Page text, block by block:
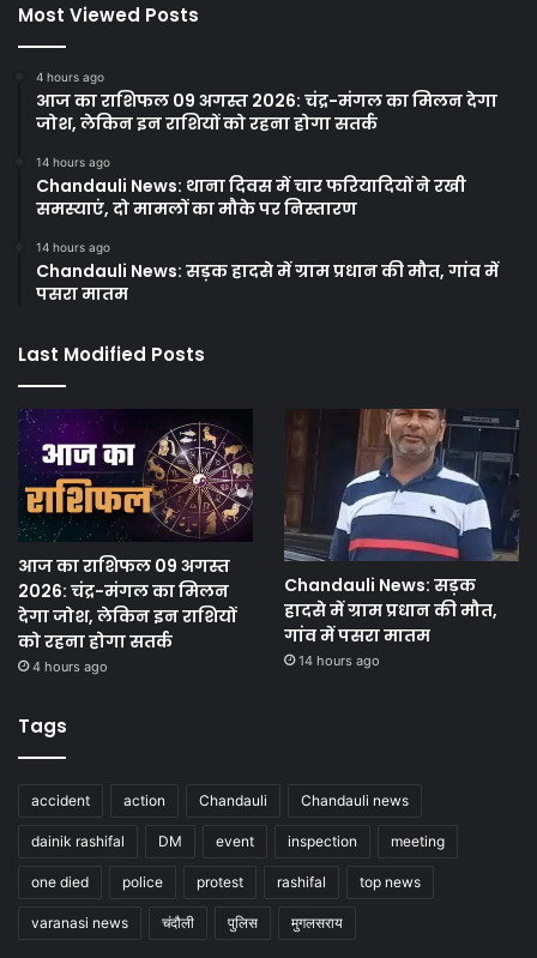
Most Viewed Posts
4 hours ago
आज का राशिफल 09 अगस्त 2026: चंद्र-मंगल का मिलन देगा
जोश, लेकिन इन राशियों को रहना होगा सतर्क
14 hours ago
Chandauli News: थाना दिवस में चार फरियादियों ने रखी
समस्याएं, दो मामलों का मौके पर निस्तारण
14 hours ago
Chandauli News: सड़क हादसे में ग्राम प्रधान की मौत, गांव में
पसरा मातम
Last Modified Posts
आज का राशिफल 09 अगस्त
2026: चंद्र-मंगल का मिलन
देगा जोश, लेकिन इन राशियों
को रहना होगा सतर्क
4 hours ago
Chandauli News: सड़क
हादसे में ग्राम प्रधान की मौत,
गांव में पसरा मातम
14 hours ago
Tags
accident action Chandauli Chandauli news
dainik rashifal DM event inspection meeting
one died police protest rashifal top news
varanasi news चंदौली पुलिस मुगलसराय